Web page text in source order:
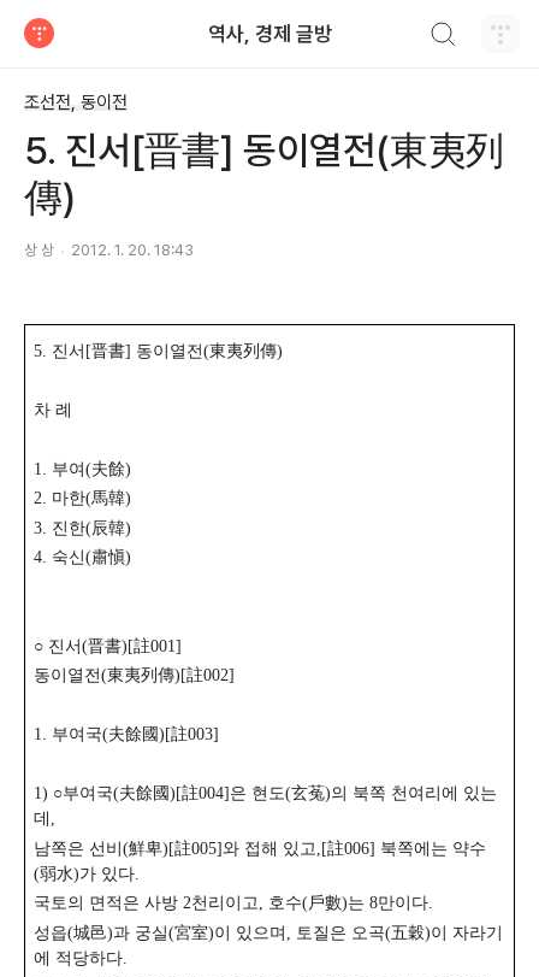
역사, 경제 글방
조선전, 동이전
5. 진서[晋書] 동이열전(東夷列
傳)
상 상 2012. 1. 20. 18:43
5. 진서[晋書] 동이열전(東夷列傳)
차 례
1. 부여(夫餘)
2. 마한(馬韓)
3. 진한(辰韓)
4. 숙신(肅愼)
○ 진서(晋書)[註001]
동이열전(東夷列傳)[註002]
1. 부여국(夫餘國)[註003]
1) ○부여국(夫餘國)[註004]은 현도(玄菟)의 북쪽 천여리에 있는
데,
남쪽은 선비(鮮卑)[註005]와 접해 있고,[註006] 북쪽에는 약수
(弱水)가 있다.
국토의 면적은 사방 2천리이고, 호수(戶數)는 8만이다.
성읍(城邑)과 궁실(宮室)이 있으며, 토질은 오곡(五穀)이 자라기
에 적당하다.